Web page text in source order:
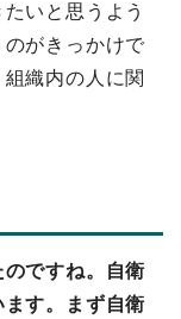
いと思うよう
がきっかけで
織内の人に関
ですね。自衛
す。まず自衛